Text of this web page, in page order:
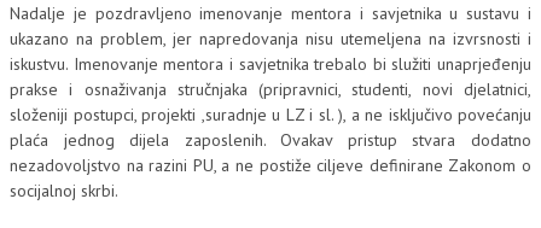
Nadalje je pozdravljeno imenovanje mentora i savjetnika u sustavu i
ukazano na problem, jer napredovanja nisu utemeljena na izvrsnosti i
iskustvu. Imenovanje mentora i savjetnika trebalo bi služiti unaprjeđenju
prakse i osnaživanja stručnjaka (pripravnici, studenti, novi djelatnici,
složeniji postupci, projekti ,suradnje u LZ i sl. ), a ne isključivo povećanju
plaća jednog dijela zaposlenih. Ovakav pristup stvara dodatno
nezadovoljstvo na razini PU, a ne postiže ciljeve definirane Zakonom o
socijalnoj skrbi.